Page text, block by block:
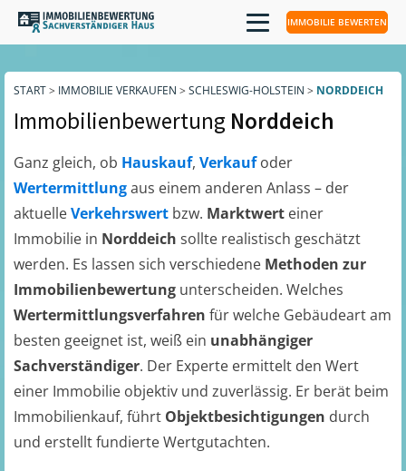
IMMOBILIE BEWERTEN
START> IMMOBILIE VERKAUFEN > SCHLESWIG-HOLSTEIN > NORDDEICH
Immobilienbewertung Norddeich
Ganz gleich, ob Hauskauf, Verkaufoder
Wertermittlungaus einem anderen Anlass – der
aktuelleVerkehrswert bzw. Marktwert einer
Immobilie in Norddeich sollte realistisch geschätzt
werden. Es lassen sich verschiedene Methoden zur
Immobilienbewertung unterscheiden. Welches
Wertermittlungsverfahren für welche Gebäudeart am
besten geeignet ist, weiß ein unabhängiger
Sachverständiger. Der Experte ermittelt den Wert
einer Immobilie objektiv und zuverlässig. Er berät beim
Immobilienkauf, führt Objektbesichtigungen durch
und erstellt fundierte Wertgutachten.